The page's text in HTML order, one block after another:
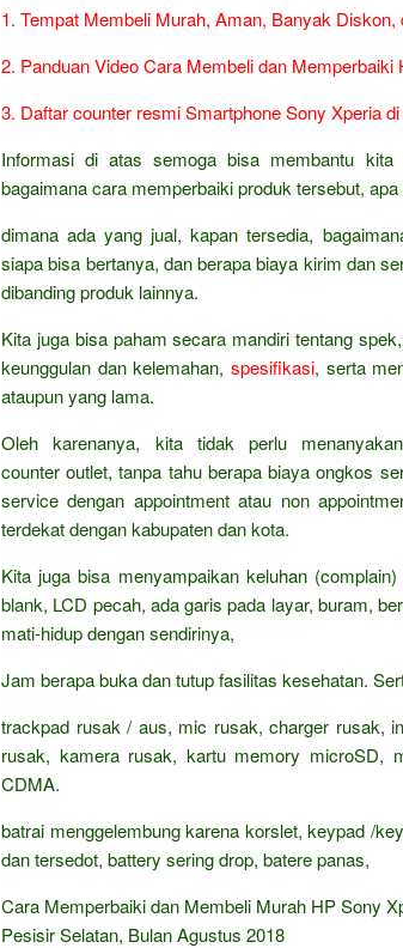
1. Tempat Membeli Murah, Aman, Banyak
2. Panduan Video Cara Membeli dan Memperbaiki
3. Daftar counter resmi Smartphone Sony Xperia
Informasi di atas semoga bisa membantu
bagaimana cara memperbaiki produk tersebut,
dimana ada yang jual, kapan tersedia,
siapa bisa bertanya, dan berapa biaya kirim dan
dibanding produk lainnya.
Kita juga bisa paham secara mandiri tentang
keunggulan dan kelemahan, spesifikasi, serta
ataupun yang lama.
Oleh karenanya, kita tidak perlu
counter outlet, tanpa tahu berapa biaya ongkos
service dengan appointment atau non
terdekat dengan kabupaten dan kota.
Kita juga bisa menyampaikan keluhan
blank, LCD pecah, ada garis pada layar, buram,
mati-hidup dengan sendirinya,
Jam berapa buka dan tutup fasilitas kesehatan.
trackpad rusak / aus, mic rusak, charger rusak,
rusak, kamera rusak, kartu memory microSD,
CDMA.
batrai menggelembung karena korslet, keypad /
dan tersedot, battery sering drop, batere panas,
Cara Memperbaiki dan Membeli Murah HP Sony
Pesisir Selatan, Bulan Agustus 2018